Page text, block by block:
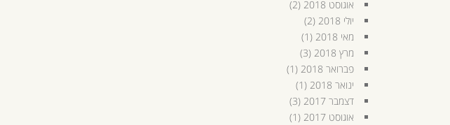
אוגוסט 2018
(2)
יולי 2018
(2)
מאי 2018
(1)
מרץ 2018
(3)
פברואר 2018
(1)
ינואר 2018
(1)
דצמבר 2017
(3)
אוגוסט 2017
(1)